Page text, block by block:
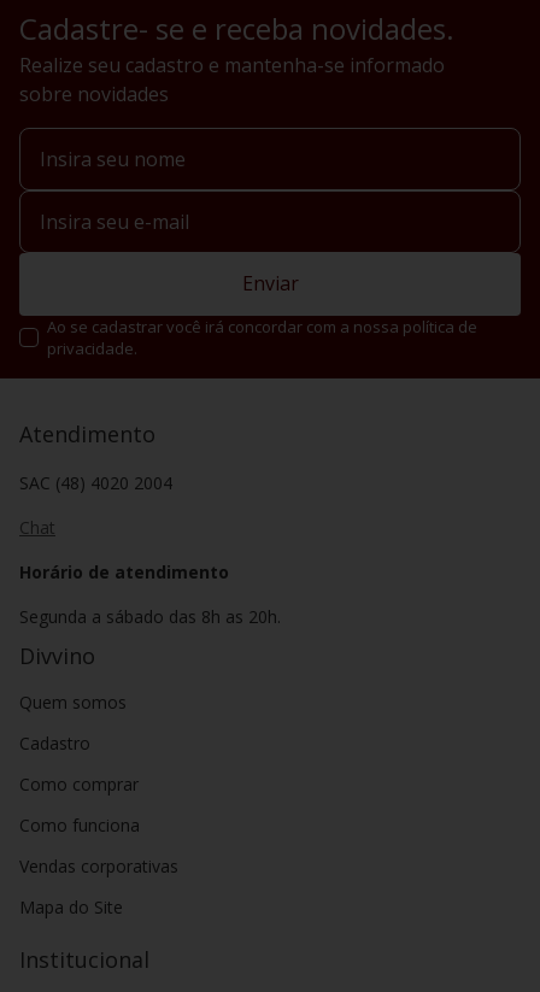
Cadastre- se e receba novidades.
Realize seu cadastro e mantenha-se informado
sobre novidades
Enviar
Ao se cadastrar você irá concordar com a nossa política de
privacidade.
Atendimento
SAC (48) 4020 2004
Chat
Horário de atendimento
Segunda a sábado das 8h as 20h.
Divvino
Quem somos
Cadastro
Como comprar
Como funciona
Vendas corporativas
Mapa do Site
Institucional